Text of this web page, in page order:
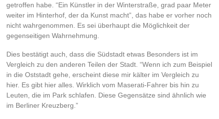
getroffen habe. “Ein Künstler in der Winterstraße, grad paar Meter
weiter im Hinterhof, der da Kunst macht”, das habe er vorher noch
nicht wahrgenommen. Es sei überhaupt die Möglichkeit der
gegenseitigen Wahrnehmung.
Dies bestätigt auch, dass die Südstadt etwas Besonders ist im
Vergleich zu den anderen Teilen der Stadt. “Wenn ich zum Beispiel
in die Oststadt gehe, erscheint diese mir kälter im Vergleich zu
hier. Es gibt hier alles. Wirklich vom Maserati-Fahrer bis hin zu
Leuten, die im Park schlafen. Diese Gegensätze sind ähnlich wie
im Berliner Kreuzberg.”